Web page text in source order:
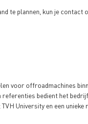
te plannen, kun je contact
voor offroadmachines
bedient het
University en een unieke